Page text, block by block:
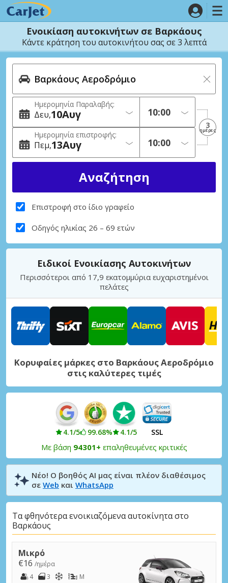
Ενοικίαση αυτοκινήτων σε Βαρκάους
Κάντε κράτηση του αυτοκινήτου σας σε 3 λεπτά
Ημερομηνία Παραλαβής:
Δευ 10Αυγ
Ημερομηνία επιστροφής:
Πεμ 13Αυγ
3
ημέρες
Επιστροφή στο ίδιο γραφείο
Οδηγός ηλικίας 26 – 69 ετών
Ειδικοί Ενοικίασης Αυτοκινήτων
Περισσότεροι από 17,9 εκατομμύρια ευχαριστημένοι
πελάτες
Κορυφαίες μάρκες στο Βαρκάους Αεροδρόμιο
στις καλύτερες τιμές
4.1/5 99.68% 4.1/5 SSL
Με βάση 94301+ επαληθευμένες κριτικές
Νέο! Ο βοηθός AI μας είναι πλέον διαθέσιμος
σε Web και WhatsApp
Τα φθηνότερα ενοικιαζόμενα αυτοκίνητα στο
Βαρκάους
Μικρό
€16 /ημέρα
4
3 M